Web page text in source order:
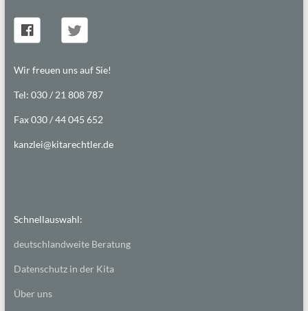
Wir freuen uns auf Sie!
Tel: 030 / 21 808 787
Fax 030 / 44 045 652
kanzlei@kitarechtler.de
Schnellauswahl:
deutschlandweite Beratung
Datenschutz in der Kita
Über uns